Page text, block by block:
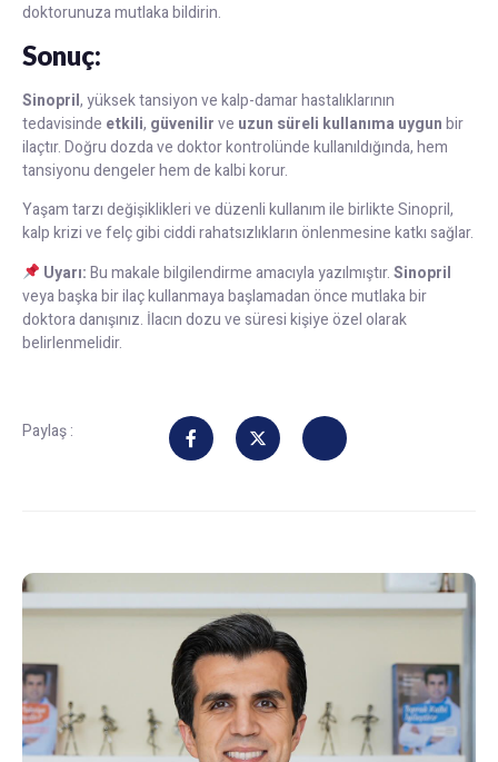
doktorunuza mutlaka bildirin.
Sonuç:
Sinopril, yüksek tansiyon ve kalp-damar hastalıklarının
tedavisinde etkili, güvenilirve uzun süreli kullanıma uygunbir
ilaçtır. Doğru dozda ve doktor kontrolünde kullanıldığında, hem
tansiyonu dengeler hem de kalbi korur.
Yaşam tarzı değişiklikleri ve düzenli kullanım ile birlikte Sinopril,
kalp krizi ve felç gibi ciddi rahatsızlıkların önlenmesine katkı sağlar.
Uyarı:Bu makale bilgilendirme amacıyla yazılmıştır.Sinopril
veya başka bir ilaç kullanmaya başlamadan önce mutlaka bir
doktora danışınız. İlacın dozu ve süresi kişiye özel olarak
belirlenmelidir.
Paylaş :